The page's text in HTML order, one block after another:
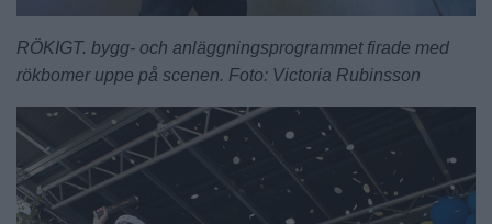
RÖKIGT. bygg- och anläggningsprogrammet firade med
rökbomer uppe på scenen. Foto: Victoria Rubinsson